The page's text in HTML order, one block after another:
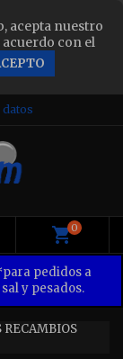
acepta nuestro
acuerdo con el
datos
0
pedidos a
y pesados.
RECAMBIOS
×
in your